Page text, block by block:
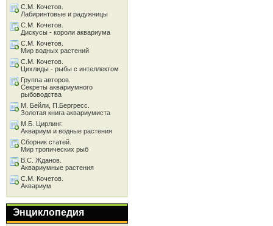
С.М. Кочетов.
Лабиринтовые и радужницы
С.М. Кочетов.
Дискусы - короли аквариума
С.М. Кочетов.
Мир водных растений
С.М. Кочетов.
Цихлиды - рыбы с интеллектом
Группа авторов.
Секреты аквариумного
рыбоводства
М. Бейли, П.Бергресс.
Золотая книга аквариумиста
М.Б. Цирлинг.
Аквариум и водные растения
Сборник статей.
Мир тропических рыб
В.С. Жданов.
Аквариумные растения
С.М. Кочетов.
Аквариум
Энциклопедия